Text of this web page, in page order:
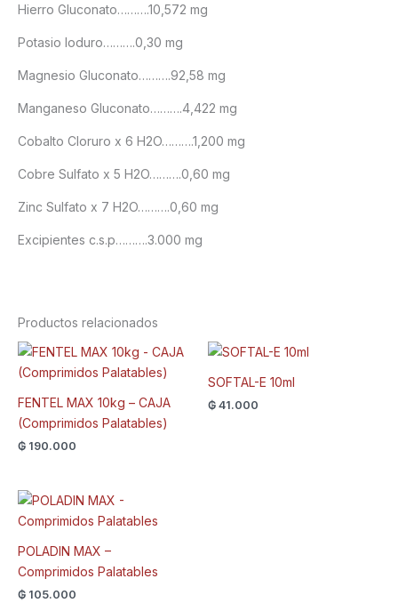
Hierro Gluconato……….10,572 mg
Potasio Ioduro……….0,30 mg
Magnesio Gluconato……….92,58 mg
Manganeso Gluconato……….4,422 mg
Cobalto Cloruro x 6 H2O……….1,200 mg
Cobre Sulfato x 5 H2O……….0,60 mg
Zinc Sulfato x 7 H2O……….0,60 mg
Excipientes c.s.p……….3.000 mg
Productos relacionados
FENTEL MAX 10kg – CAJA
(Comprimidos Palatables)
₲ 190.000
SOFTAL-E 10ml
₲ 41.000
POLADIN MAX –
Comprimidos Palatables
₲ 105.000